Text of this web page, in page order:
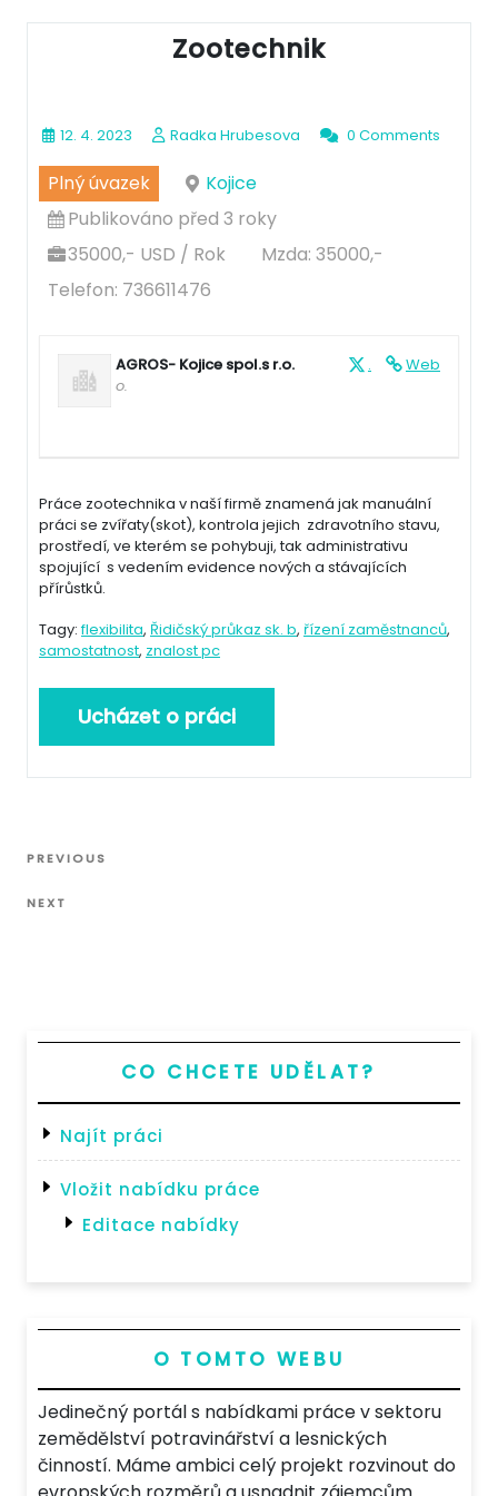
Zootechnik
12. 4. 2023 Radka Hrubesova 0 Comments
Plný úvazek
Kojice
Publikováno před 3 roky
35000,- USD / Rok
Mzda: 35000,-
Telefon: 736611476
Web
.
AGROS- Kojice spol.s r.o.
o.
Práce zootechnika v naší firmě znamená jak manuální
práci se zvířaty(skot), kontrola jejich zdravotního stavu,
prostředí, ve kterém se pohybuji, tak administrativu
spojující s vedením evidence nových a stávajících
přírůstků.
Tagy:flexibilita, Řidičský průkaz sk. b, řízení zaměstnanců,
samostatnost, znalost pc
Navigace
příspěvek
Previous
PREVIOUS
Next
NEXT
CO CHCETE UDĚLAT?
Najít práci
Vložit nabídku práce
Editace nabídky
O TOMTO WEBU
Jedinečný portál s nabídkami práce v sektoru
zemědělství potravinářství a lesnických
činností. Máme ambici celý projekt rozvinout do